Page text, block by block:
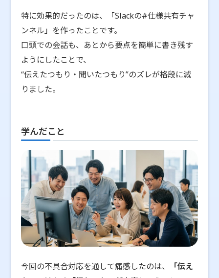
特に効果的だったのは、「Slackの#仕様共有チャ
ンネル」を作ったことです。
口頭での会話も、あとから要点を簡単に書き残す
ようにしたことで、
“伝えたつもり・聞いたつもり”のズレが格段に減
りました。
学んだこと
今回の不具合対応を通して痛感したのは、
「伝え